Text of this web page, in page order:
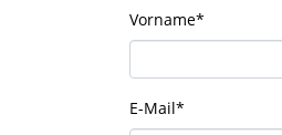
Vorname*
E-Mail*